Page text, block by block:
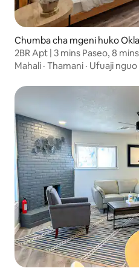
Chumba cha mgeni huko
2BR Apt | 3 mins Paseo, 8
Mahali · Thamani · Ufuaji nguo